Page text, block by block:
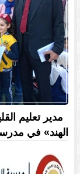
مدير تعليم
الهند» في